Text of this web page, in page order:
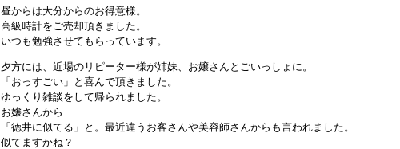
昼からは大分からのお得意様。
高級時計をご売却頂きました。
いつも勉強させてもらっています。
夕方には、近場のリピーター様が姉妹、お嬢さんとごいっしょに。
「おっすごい」と喜んで頂きました。
ゆっくり雑談をして帰られました。
お嬢さんから
「徳井に似てる」と。最近違うお客さんや美容師さんからも言われました。
似てますかね？